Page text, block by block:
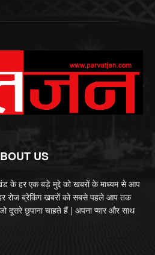
US
के हर एक बड़े मुद्दे को खबरों के माध्यम से आप
रोज ब्रेकिंग खबरों को सबसे पहले आप तक
दूसरे छुपाना चाहते हैं | अपना प्यार और साथ